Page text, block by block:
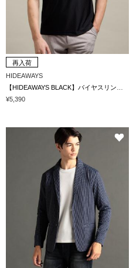
再入荷
HIDEAWAYS
¥5,390